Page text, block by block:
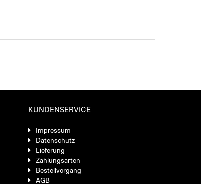
KUNDENSERVICE
Impressum
Datenschutz
Lieferung
Zahlungsarten
Bestellvorgang
AGB